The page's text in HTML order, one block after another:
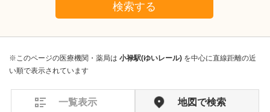
検索する
※このページの医療機関・薬局は 小禄駅(ゆいレール) を中心に直線距離の近
い順で表示されています
一覧表示 地図で検索